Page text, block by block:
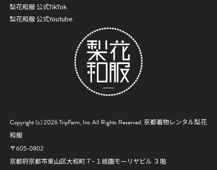
Copyright (c) 2026 TripFarm, Inc All Rights Reserved. 京都着物レンタル梨花
和服
〒605-0802
京都府京都市東山区大和町７−１祇園モーリヤビル ３階
梨花和服 公式TikTok
梨花和服 公式Youtube